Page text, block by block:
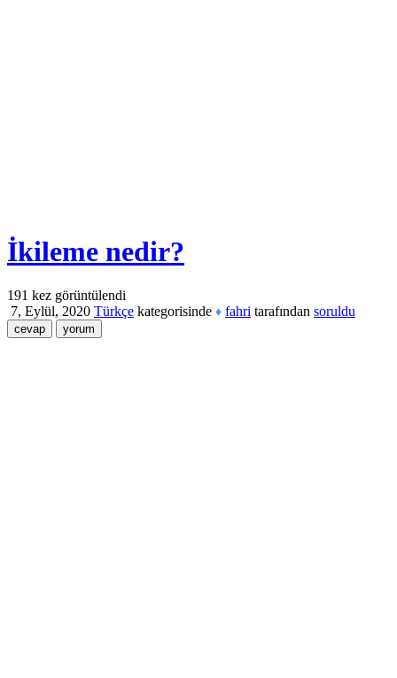
İkileme nedir?
191 kez görüntülendi
7, Eylül, 2020 Türkçe kategorisinde ♦ fahri tarafından soruldu